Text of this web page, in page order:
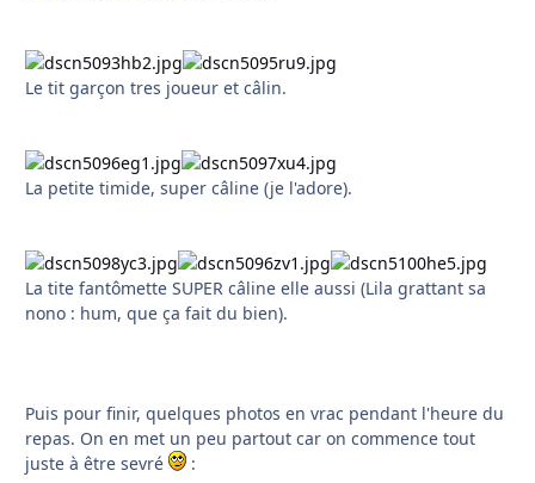
Le tit garçon tres joueur et câlin.
La petite timide, super câline (je l'adore).
La tite fantômette SUPER câline elle aussi (Lila grattant sa
nono : hum, que ça fait du bien).
Puis pour finir, quelques photos en vrac pendant l'heure du
repas. On en met un peu partout car on commence tout
juste à être sevré
: